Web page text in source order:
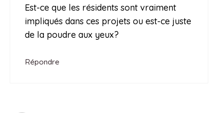
Est-ce que les résidents sont vraiment
impliqués dans ces projets ou est-ce juste
de la poudre aux yeux?
Répondre